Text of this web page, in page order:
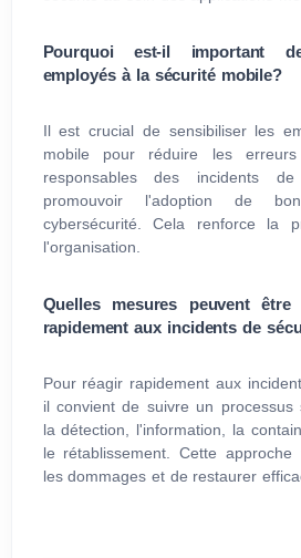
Pourquoi est-il important
employés à la sécurité mobile?
Il est crucial de sensibiliser les
mobile pour réduire les erreurs
responsables des incidents
promouvoir l'adoption de
cybersécurité. Cela renforce la
l'organisation.
Quelles mesures peuvent
rapidement aux incidents de
Pour réagir rapidement aux
il convient de suivre un processus
la détection, l'information, la
le rétablissement. Cette
les dommages et de restaurer